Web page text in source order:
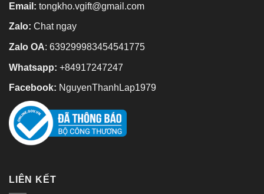
Email: tongkho.vgift@gmail.com
Zalo: Chat ngay
Zalo OA: 639299983454541775
Whatsapp: +84917247247
Facebook: NguyenThanhLap1979
LIÊN KẾT